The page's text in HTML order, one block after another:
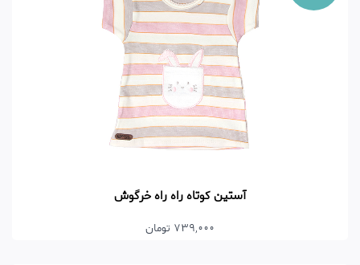
آستین کوتاه راه راه خرگوش
739,000 تومان